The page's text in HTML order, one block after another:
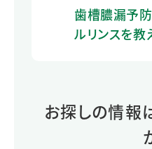
歯槽膿漏予
ルリンスを教
お探しの情報